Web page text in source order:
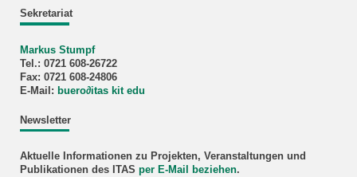
Sekretariat
Markus Stumpf
Tel.: 0721 608-26722
Fax: 0721 608-24806
E-Mail: buero∂itas kit edu
Newsletter
Aktuelle Informationen zu Projekten, Veranstaltungen und
Publikationen des ITAS per E-Mail beziehen.